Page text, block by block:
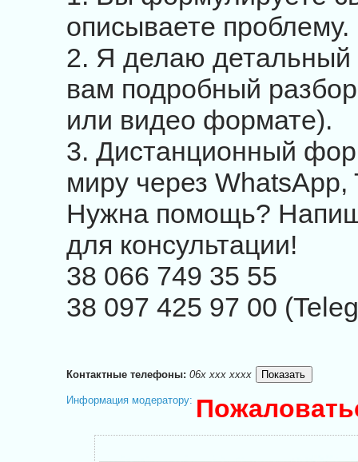
описываете проблему.
2. Я делаю
вам подробный
или видео формате).
3. Дистанционный
миру через WhatsApp,
Нужна помощь?
для консультации!
38 066 749 35 55
38 097 425 97 00
Контактные телефоны:06x xxx xxxx
Информация модератору: